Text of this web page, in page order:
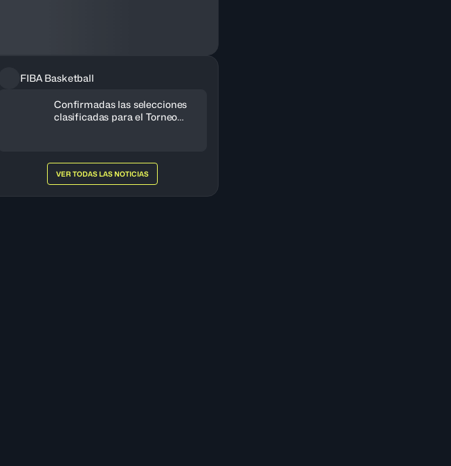
FIBA Basketball
Confirmadas las selecciones
clasificadas para el Torneo
VER TODAS LAS NOTICIAS